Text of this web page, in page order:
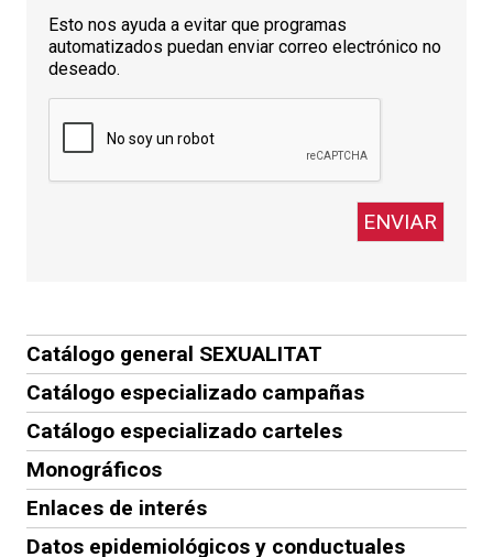
Esto nos ayuda a evitar que programas
automatizados puedan enviar correo electrónico no
deseado.
Catálogo general SEXUALITAT
Catálogo especializado campañas
Catálogo especializado carteles
Monográficos
Enlaces de interés
Datos epidemiológicos y conductuales